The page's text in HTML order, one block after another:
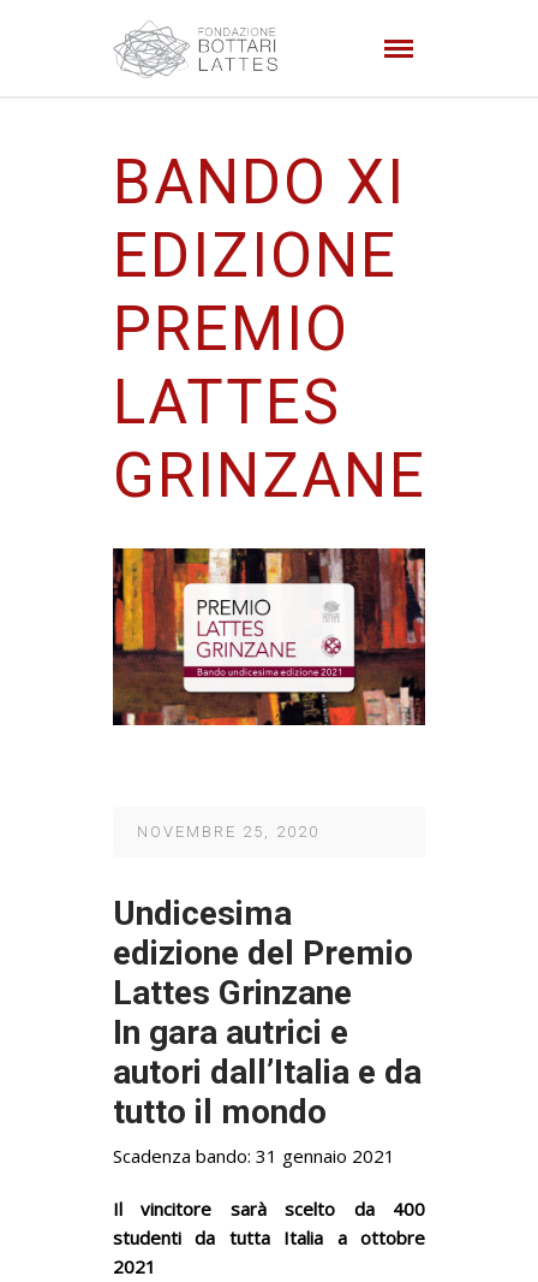
BANDO XI
EDIZIONE
PREMIO
LATTES
GRINZANE
NOVEMBRE 25, 2020
Undicesima
edizione del Premio
Lattes Grinzane
In gara autrici e
autori dall’Italia e da
tutto il mondo
Scadenza bando: 31 gennaio 2021
Il vincitore sarà scelto da 400
studenti da tutta Italia a ottobre
2021